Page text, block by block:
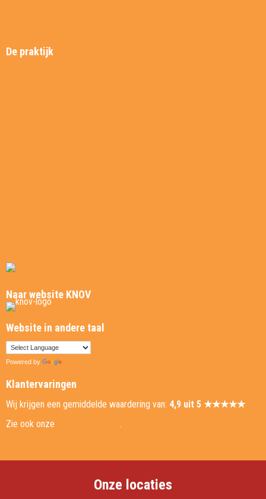
De praktijk
Naar website KNOV
Website in andere taal
Powered by
Klantervaringen
Wij krijgen een gemiddelde waardering van: 4,9 uit 5 ★★★★★
Zie ook onze
.
Onze locaties